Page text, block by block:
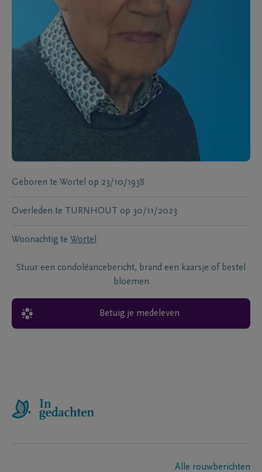
Geboren te Wortel op 23/10/1938
Overleden te TURNHOUT op 30/11/2023
Woonachtig te Wortel
Stuur een condoléancebericht, brand een kaarsje of bestel
bloemen
Betuig je medeleven
Alle rouwberichten